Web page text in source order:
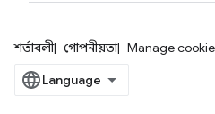
শর্তাবলী গোপনীয়তা Manage